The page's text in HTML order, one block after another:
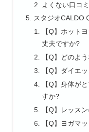
よくない口コミ
スタジオCALDO
【Q】ホット
丈夫ですか?
【Q】どのよ
【Q】ダイエ
【Q】身体が
すか?
【Q】レッス
【Q】ヨガマ